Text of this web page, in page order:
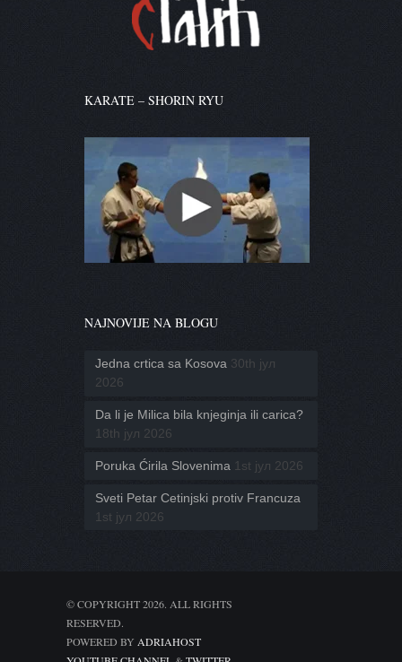
KARATE – SHORIN RYU
NAJNOVIJE NA BLOGU
Jedna crtica sa Kosova 30th јул
2026
Da li je Milica bila knjeginja ili carica?
18th јул 2026
Poruka Ćirila Slovenima 1st јул 2026
Sveti Petar Cetinjski protiv Francuza
1st јул 2026
© COPYRIGHT 2026. ALL RIGHTS
RESERVED.
POWERED BY ADRIAHOST